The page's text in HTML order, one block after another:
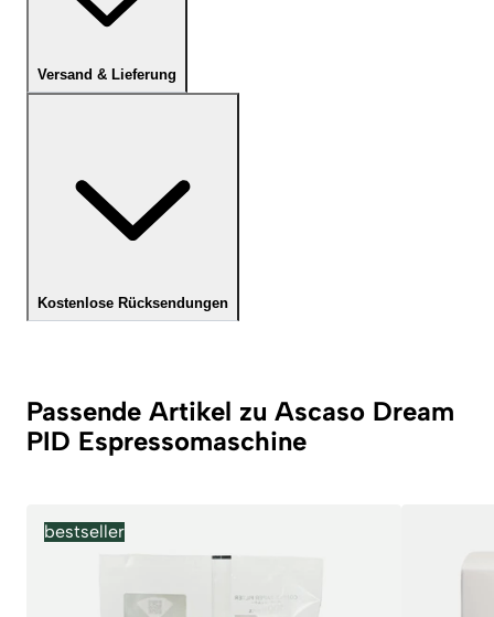
Versand & Lieferung
Kostenlose Rücksendungen
Passende Artikel zu Ascaso Dream
PID Espressomaschine
bestseller